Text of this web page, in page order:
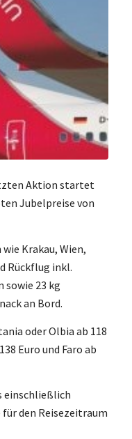
Aktion startet
Jubelpreise von
Krakau, Wien,
Rückflug inkl.
sowie 23 kg
an Bord.
oder Olbia ab 118
Euro und Faro ab
einschließlich
den Reisezeitraum